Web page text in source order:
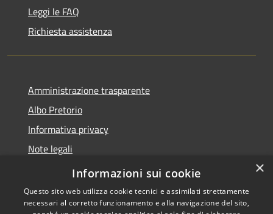
Leggi le FAQ
Richiesta assistenza
Amministrazione trasparente
Albo Pretorio
Informativa privacy
Note legali
Dichiarazione di accessibilità
×
Informazioni sui cookie
Questo sito web utilizza cookie tecnici e assimilati strettamente
necessari al corretto funzionamento e alla navigazione del sito,